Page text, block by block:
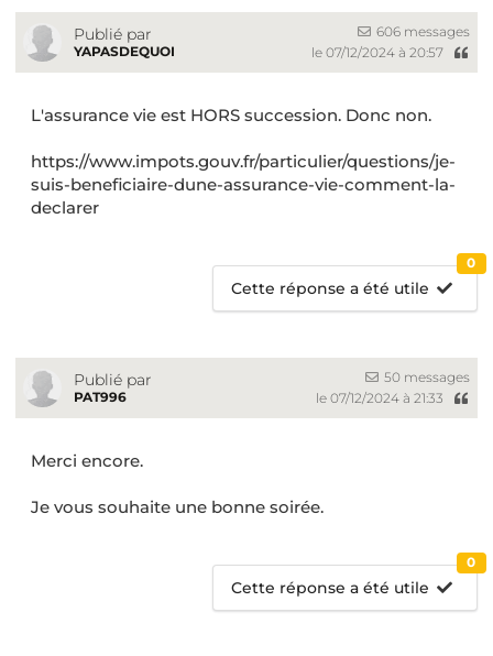
Publié par
YAPASDEQUOI
606 messages
le 07/12/2024 à 20:57
L'assurance vie est HORS succession. Donc non.
https://www.impots.gouv.fr/particulier/questions/je-
suis-beneficiaire-dune-assurance-vie-comment-la-
declarer
Cette réponse a été utile
0
Publié par
PAT996
50 messages
le 07/12/2024 à 21:33
Merci encore.
Je vous souhaite une bonne soirée.
Cette réponse a été utile
0